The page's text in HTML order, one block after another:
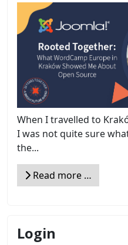
When I travelled to
I was not quite sure
the...
Read more …
Login